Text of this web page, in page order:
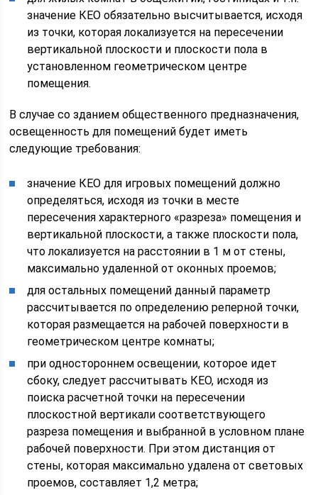
значение КЕО обязательно высчитывается, исходя
из точки, которая локализуется на пересечении
вертикальной плоскости и плоскости пола в
установленном геометрическом центре
помещения.
В случае со зданием общественного предназначения,
освещенность для помещений будет иметь
следующие требования:
значение КЕО для игровых помещений должно
определяться, исходя из точки в месте
пересечения характерного «разреза» помещения и
вертикальной плоскости, а также плоскости пола,
что локализуется на расстоянии в 1 м от стены,
максимально удаленной от оконных проемов;
для остальных помещений данный параметр
рассчитывается по определению реперной точки,
которая размещается на рабочей поверхности в
геометрическом центре комнаты;
при одностороннем освещении, которое идет
сбоку, следует рассчитывать КЕО, исходя из
поиска расчетной точки на пересечении
плоскостной вертикали соответствующего
разреза помещения и выбранной в условном плане
рабочей поверхности. При этом дистанция от
стены, которая максимально удалена от световых
проемов, составляет 1,2 метра;